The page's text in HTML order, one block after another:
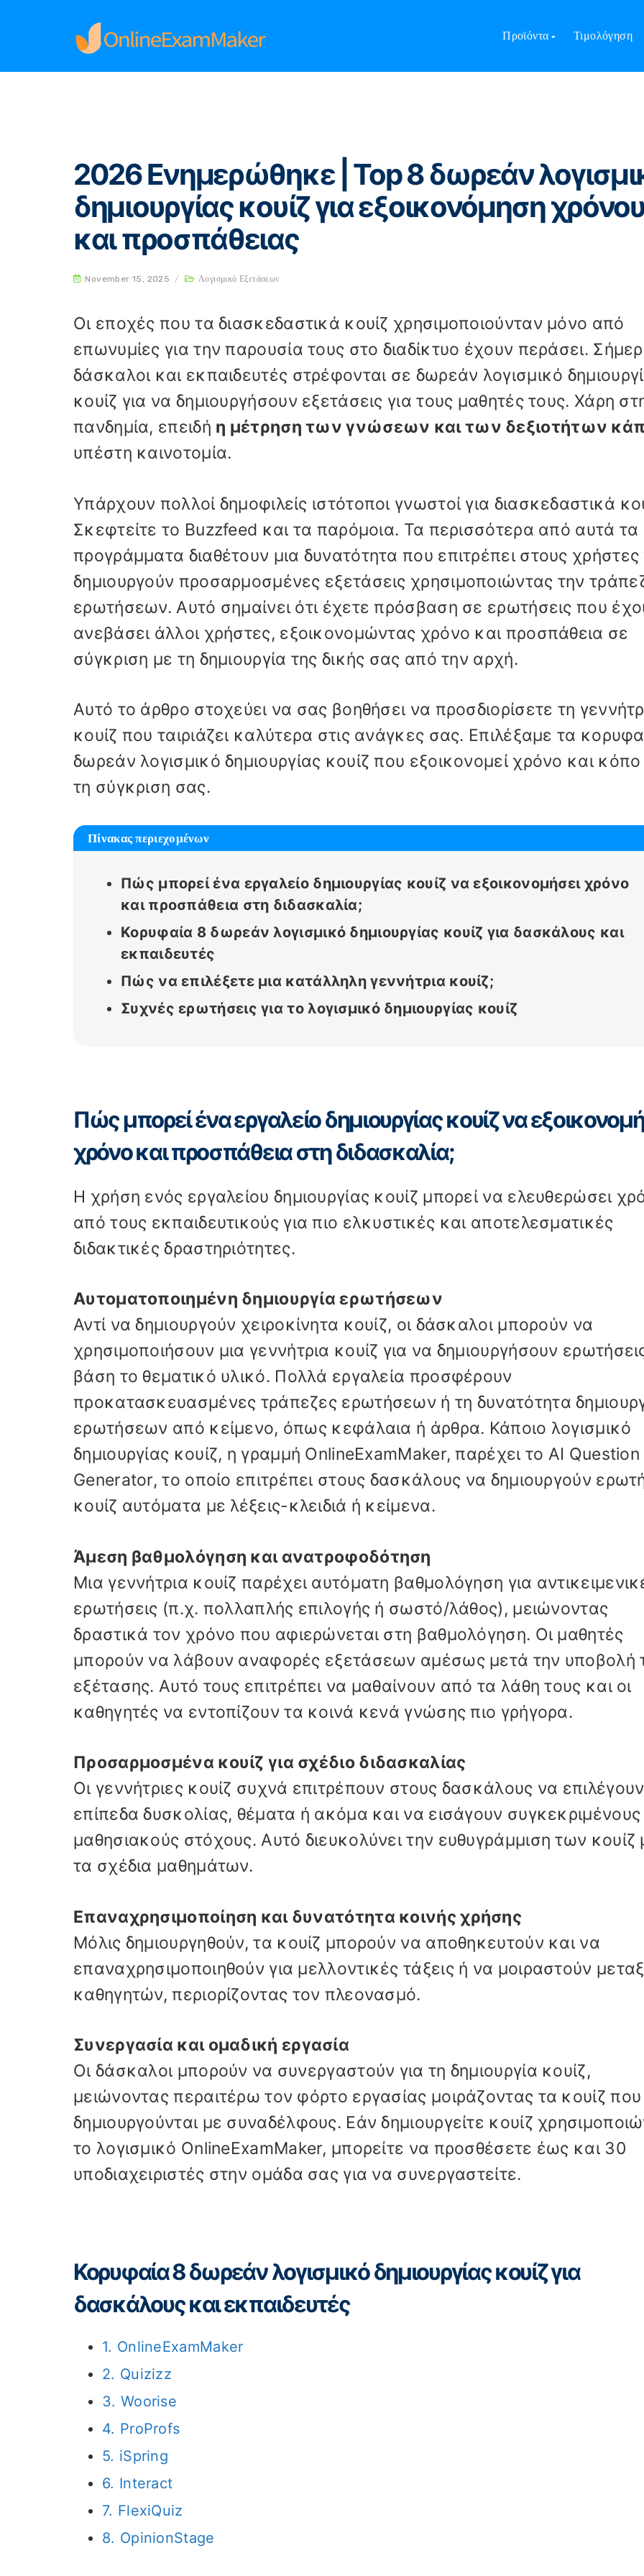
Προϊόντα Τιμολόγηση
Home
2026 Ενημερώθηκε | Top 8 δωρεάν
δημιουργίας κουίζ για εξοικονόμηση χρόνου
και προσπάθειας
November 15, 2025 / Λογισμικό Εξετάσεων
Οι εποχές που τα διασκεδαστικά κουίζ χρησιμοποιούνταν μόνο από
επωνυμίες για την παρουσία τους στο διαδίκτυο έχουν περάσει.
δάσκαλοι και εκπαιδευτές στρέφονται σε δωρεάν λογισμικό
κουίζ για να δημιουργήσουν εξετάσεις για τους μαθητές τους. Χάρη
πανδημία, επειδή η μέτρηση των γνώσεων και των δεξιοτήτων
υπέστη καινοτομία.
Υπάρχουν πολλοί δημοφιλείς ιστότοποι γνωστοί για διασκεδαστικά
Σκεφτείτε το Buzzfeed και τα παρόμοια. Τα περισσότερα από αυτά τα
προγράμματα διαθέτουν μια δυνατότητα που επιτρέπει στους χρήστες
δημιουργούν προσαρμοσμένες εξετάσεις χρησιμοποιώντας την
ερωτήσεων. Αυτό σημαίνει ότι έχετε πρόσβαση σε ερωτήσεις που
ανεβάσει άλλοι χρήστες, εξοικονομώντας χρόνο και προσπάθεια σε
σύγκριση με τη δημιουργία της δικής σας από την αρχή.
Αυτό το άρθρο στοχεύει να σας βοηθήσει να προσδιορίσετε τη
κουίζ που ταιριάζει καλύτερα στις ανάγκες σας. Επιλέξαμε τα
δωρεάν λογισμικό δημιουργίας κουίζ που εξοικονομεί χρόνο και κόπο
τη σύγκριση σας.
Πίνακας περιεχομένων
Πώς μπορεί ένα εργαλείο δημιουργίας κουίζ να εξοικονομήσει χρόνο
και προσπάθεια στη διδασκαλία;
Κορυφαία 8 δωρεάν λογισμικό δημιουργίας κουίζ για δασκάλους και
εκπαιδευτές
Πώς να επιλέξετε μια κατάλληλη γεννήτρια κουίζ;
Συχνές ερωτήσεις για το λογισμικό δημιουργίας κουίζ
Πώς μπορεί ένα εργαλείο δημιουργίας κουίζ να
χρόνο και προσπάθεια στη διδασκαλία;
Η χρήση ενός εργαλείου δημιουργίας κουίζ μπορεί να ελευθερώσει
από τους εκπαιδευτικούς για πιο ελκυστικές και αποτελεσματικές
διδακτικές δραστηριότητες.
Αυτοματοποιημένη δημιουργία ερωτήσεων
Αντί να δημιουργούν χειροκίνητα κουίζ, οι δάσκαλοι μπορούν να
χρησιμοποιήσουν μια γεννήτρια κουίζ για να δημιουργήσουν
βάση το θεματικό υλικό. Πολλά εργαλεία προσφέρουν
προκατασκευασμένες τράπεζες ερωτήσεων ή τη δυνατότητα
ερωτήσεων από κείμενο, όπως κεφάλαια ή άρθρα. Κάποιο λογισμικό
δημιουργίας κουίζ, η γραμμή OnlineExamMaker, παρέχει το AI Question
Generator, το οποίο επιτρέπει στους δασκάλους να δημιουργούν
κουίζ αυτόματα με λέξεις-κλειδιά ή κείμενα.
Άμεση βαθμολόγηση και ανατροφοδότηση
Μια γεννήτρια κουίζ παρέχει αυτόματη βαθμολόγηση για
ερωτήσεις (π.χ. πολλαπλής επιλογής ή σωστό/λάθος), μειώνοντας
δραστικά τον χρόνο που αφιερώνεται στη βαθμολόγηση. Οι μαθητές
μπορούν να λάβουν αναφορές εξετάσεων αμέσως μετά την υποβολή
εξέτασης. Αυτό τους επιτρέπει να μαθαίνουν από τα λάθη τους και οι
καθηγητές να εντοπίζουν τα κοινά κενά γνώσης πιο γρήγορα.
Προσαρμοσμένα κουίζ για σχέδιο διδασκαλίας
Οι γεννήτριες κουίζ συχνά επιτρέπουν στους δασκάλους να επιλέγουν
επίπεδα δυσκολίας, θέματα ή ακόμα και να εισάγουν συγκεκριμένους
μαθησιακούς στόχους. Αυτό διευκολύνει την ευθυγράμμιση των κουίζ
τα σχέδια μαθημάτων.
Επαναχρησιμοποίηση και δυνατότητα κοινής χρήσης
Μόλις δημιουργηθούν, τα κουίζ μπορούν να αποθηκευτούν και να
επαναχρησιμοποιηθούν για μελλοντικές τάξεις ή να μοιραστούν
καθηγητών, περιορίζοντας τον πλεονασμό.
Συνεργασία και ομαδική εργασία
Οι δάσκαλοι μπορούν να συνεργαστούν για τη δημιουργία κουίζ,
μειώνοντας περαιτέρω τον φόρτο εργασίας μοιράζοντας τα κουίζ που
δημιουργούνται με συναδέλφους. Εάν δημιουργείτε κουίζ
το λογισμικό OnlineExamMaker, μπορείτε να προσθέσετε έως και 30
υποδιαχειριστές στην ομάδα σας για να συνεργαστείτε.
Κορυφαία 8 δωρεάν λογισμικό δημιουργίας κουίζ για
δασκάλους και εκπαιδευτές
1. OnlineExamMaker
2. Quizizz
3. Woorise
4. ProProfs
5. iSpring
6. Interact
7. FlexiQuiz
8. OpinionStage